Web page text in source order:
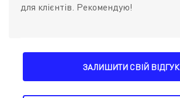
для клієнтів. Рекомендую!
ЗАЛИШИТИ СВІЙ ВІДГУК